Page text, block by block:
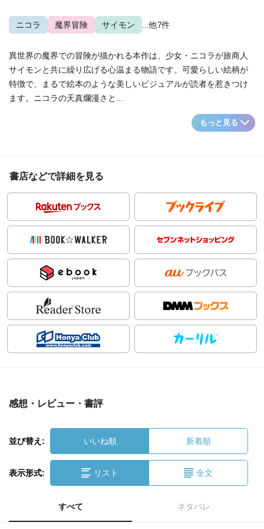
ニコラ 魔界冒険 サイモン ...他7件
異世界の魔界での冒険が描かれる本作は、少女・ニコラが旅商人
サイモンと共に繰り広げる心温まる物語です。可愛らしい絵柄が
特徴で、まるで絵本のような美しいビジュアルが読者を惹きつけ
ます。ニコラの天真爛漫さと...
もっと見る
書店などで詳細を見る
感想・レビュー・書評
並び替え: いいね順 新着順
表示形式: リスト 全文
すべて ネタバレ